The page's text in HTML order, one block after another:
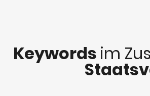
Keywords im